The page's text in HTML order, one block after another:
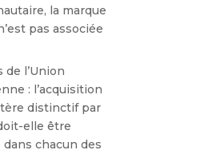
la marque
pas associée
de l’Union
: l’acquisition
distinctif par
elle être
dans chacun des